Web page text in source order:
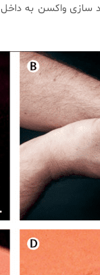
واکسن به داخل